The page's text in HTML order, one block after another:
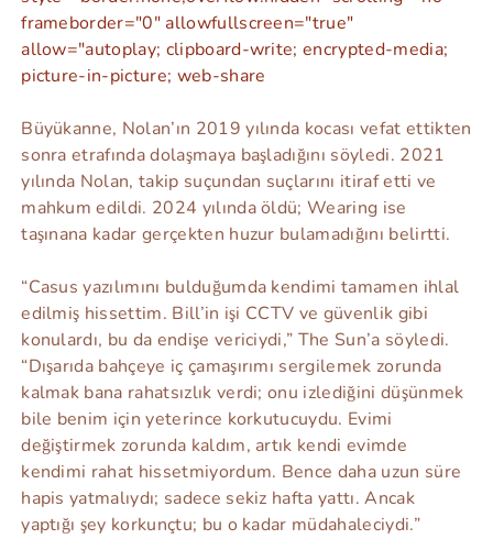
frameborder="0" allowfullscreen="true"
allow="autoplay; clipboard-write; encrypted-media;
picture-in-picture; web-share
Büyükanne, Nolan’ın 2019 yılında kocası vefat ettikten
sonra etrafında dolaşmaya başladığını söyledi. 2021
yılında Nolan, takip suçundan suçlarını itiraf etti ve
mahkum edildi. 2024 yılında öldü; Wearing ise
taşınana kadar gerçekten huzur bulamadığını belirtti.
“Casus yazılımını bulduğumda kendimi tamamen ihlal
edilmiş hissettim. Bill’in işi CCTV ve güvenlik gibi
konulardı, bu da endişe vericiydi,” The Sun’a söyledi.
“Dışarıda bahçeye iç çamaşırımı sergilemek zorunda
kalmak bana rahatsızlık verdi; onu izlediğini düşünmek
bile benim için yeterince korkutucuydu. Evimi
değiştirmek zorunda kaldım, artık kendi evimde
kendimi rahat hissetmiyordum. Bence daha uzun süre
hapis yatmalıydı; sadece sekiz hafta yattı. Ancak
yaptığı şey korkunçtu; bu o kadar müdahaleciydi.”